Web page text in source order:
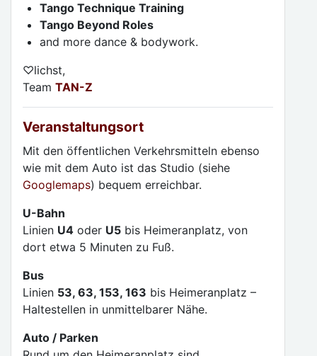
Tango Technique Training
Tango Beyond Roles
and more dance & bodywork.
♡lichst,
Team TAN-Z
Veranstaltungsort
Mit den öffentlichen Verkehrsmitteln ebenso
wie mit dem Auto ist das Studio (siehe
Googlemaps) bequem erreichbar.
U-Bahn
Linien U4 oder U5 bis Heimeranplatz, von
dort etwa 5 Minuten zu Fuß.
Bus
Linien 53, 63, 153, 163 bis Heimeranplatz –
Haltestellen in unmittelbarer Nähe.
Auto / Parken